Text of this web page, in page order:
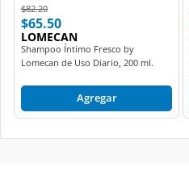
Price reduced from
$82.20to
$65.50
LOMECAN
Shampoo Íntimo Fresco by
Lomecan de Uso Diario, 200 ml.
Agregar